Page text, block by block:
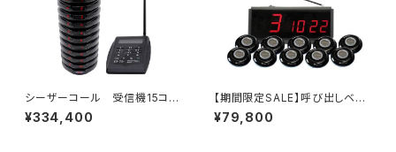
シーザーコール 受信機15コセ
ット
¥334,400
【期間限定SALE】呼び出しベ
ル アーバンコール20 送信ボ
タン10個セット
¥79,800